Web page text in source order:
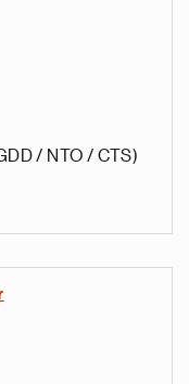
/ NTO / CTS)